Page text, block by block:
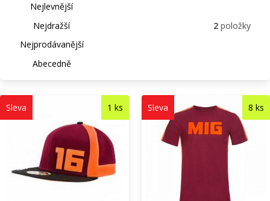
Nejlevnější
Nejdražší
Nejprodávanější
Abecedně
2položky
Sleva 1 ks Sleva 8 ks